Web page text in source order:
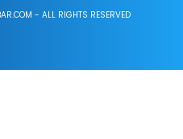
- ALL RIGHTS RESERVED